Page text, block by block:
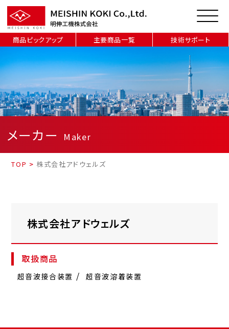
商品ピックアップ 主要商品一覧 技術サポート
メーカー Maker
TOP > 株式会社アドウェルズ
株式会社アドウェルズ
取扱商品
超音波接合装置 超音波溶着装置